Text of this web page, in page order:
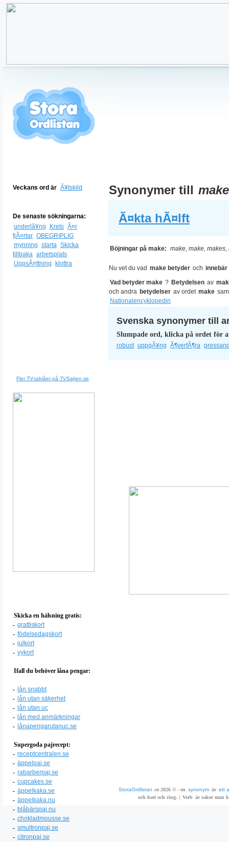
Veckans ord är Ã¥tskild
De senaste sökningarna:
underlã¥ng
Krets Ã¤r
fjÃ¤rtar OBEGRIPLIG
mynning starta Skicka
tillbaka arbetsplats
UppsÃ¤ttning
klottra
Fler TV-tablåer på TVSajten.se
Skicka en hälsning gratis:
- grattiskort
- födelsedagskort
- julkort
- vykort
Ifall du behöver låna pengar:
- lån snabbt
- lån utan säkerhet
- lån utan uc
- lån med anmärkningar
- lånapengarutanuc.se
Supergoda pajrecept:
- receptcentralen.se
- äppelpaj.se
- rabarberpaj.se
- cupcakes.se
- äppelkaka.se
- äppelkaka.nu
- blåbärspaj.nu
- chokladmousse.se
- smultronpaj.se
- citronpaj.se
Synonymer till make
Ã¤kta hÃ¤lft
Böjningar på make: make, make,
Nu vet du vad make betyder och innebär
Vad betyder make ? Betydelsen av
och andra betydelser av ordet make
Nationalencyklopedin
Svenska synonymer till
Slumpade ord, klicka på ordet för
robust uppgÃ¥ng Ã¶verfÃ¶ra
StoraOrdlistan .se 2026 © - en synonym är ett
och hatt och ring. | Verb är saker man